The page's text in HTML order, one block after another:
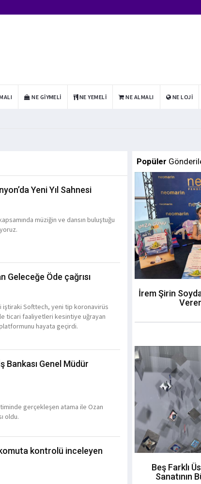
NE GIYMELI NE YEMELI NE ALMALI NE LOJI
Yeni Yıl Sahnesi
müziğin ve dansın buluştuğu
Geleceğe Öde çağrısı
iştiraki Softtech, yeni tip koronavirüs
ticari faaliyetleri kesintiye uğrayan
hayata geçirdi.
Bankası Genel Müdür
gerçekleşen atama ile Ozan
oldu.
kontrolü inceleyen
Popüler
İrem Şirin
Beş Farklı
Sanatının